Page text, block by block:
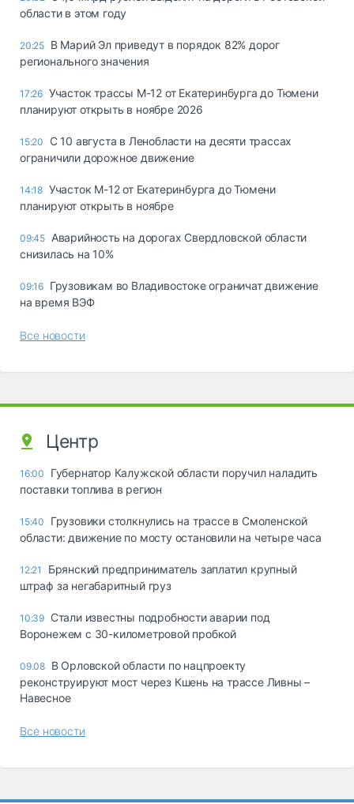
области в этом году
20:25 В Марий Эл приведут в порядок 82% дорог
регионального значения
17:26 Участок трассы М-12 от Екатеринбурга до Тюмени
планируют открыть в ноябре 2026
15:20
С 10 августа в Ленобласти на десяти трассах
ограничили дорожное движение
14:18 Участок М-12 от Екатеринбурга до Тюмени
планируют открыть в ноябре
09:45 Аварийность на дорогах Свердловской области
снизилась на 10%
09:16 Грузовикам во Владивостоке ограничат движение
на время ВЭФ
Все новости
Центр
16:00
Губернатор Калужской области поручил наладить
поставки топлива в регион
15:40
Грузовики столкнулись на трассе в Смоленской
области: движение по мосту остановили на четыре часа
12:21
Брянский предприниматель заплатил крупный
штраф за негабаритный груз
10:39 Стали известны подробности аварии под
Воронежем с 30-километровой пробкой
09.08 В Орловской области по нацпроекту
реконструируют мост через Кшень на трассе Ливны –
Навесное
Все новости